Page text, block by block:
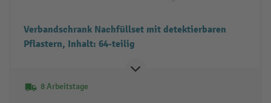
Verbandschrank Nachfüllset mit detektierbaren
Pflastern, Inhalt: 64-teilig
8 Arbeitstage